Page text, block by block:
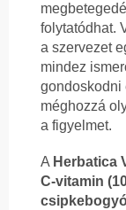
folytatódhat.
a szervezet
mindez
gondoskodni
méghozzá
a figyelmet.
A Herbatica
C-vitamin